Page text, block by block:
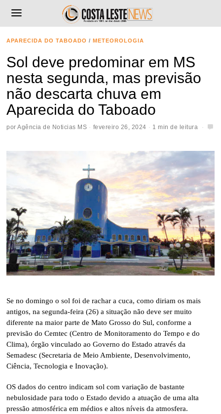
APARECIDA DO TABOADO / METEOROLOGIA
Sol deve predominar em MS
nesta segunda, mas previsão
não descarta chuva em
Aparecida do Taboado
porAgência de Noticias MS fevereiro 26, 2024 1 min de leitura
Se no domingo o sol foi de rachar a cuca, como diriam os mais
antigos, na segunda-feira (26) a situação não deve ser muito
diferente na maior parte de Mato Grosso do Sul, conforme a
previsão do Cemtec (Centro de Monitoramento do Tempo e do
Clima), órgão vinculado ao Governo do Estado através da
Semadesc (Secretaria de Meio Ambiente, Desenvolvimento,
Ciência, Tecnologia e Inovação).
OS dados do centro indicam sol com variação de bastante
nebulosidade para todo o Estado devido a atuação de uma alta
pressão atmosférica em médios e altos níveis da atmosfera.